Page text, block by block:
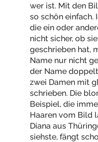
wer ist. Mit den
so schön einfach.
die ein oder
nicht sicher, ob
geschrieben hat,
Name nur nicht
der Name
zwei Damen mit
schrieben. Die
Beispiel, die
Haaren vom Bild
Diana aus
siehste, fängt